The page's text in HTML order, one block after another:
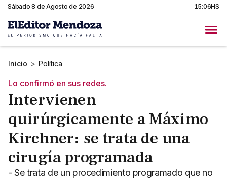
Sábado 8 de Agosto de 2026 15:06HS
Inicio > Política
Lo confirmó en sus redes.
Intervienen
quirúrgicamente a Máximo
Kirchner: se trata de una
cirugía programada
- Se trata de un procedimiento programado que no